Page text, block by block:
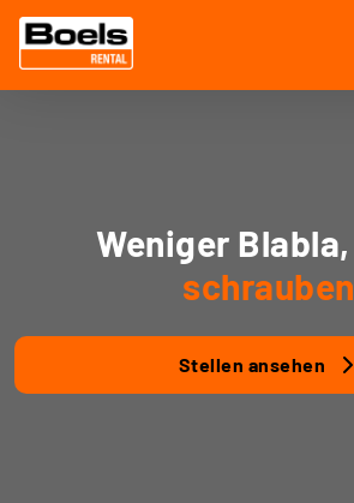
Weniger Blabla,
schrauben
Stellen ansehen